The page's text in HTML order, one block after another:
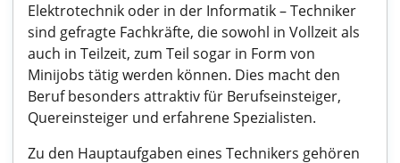
Elektrotechnik oder in der Informatik – Techniker
sind gefragte Fachkräfte, die sowohl in Vollzeit als
auch in Teilzeit, zum Teil sogar in Form von
Minijobs tätig werden können. Dies macht den
Beruf besonders attraktiv für Berufseinsteiger,
Quereinsteiger und erfahrene Spezialisten.
Zu den Hauptaufgaben eines Technikers gehören